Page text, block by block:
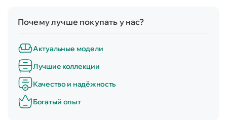
Почему лучше покупать у нас?
Актуальные модели
Лучшие коллекции
Качество и надёжность
Богатый опыт